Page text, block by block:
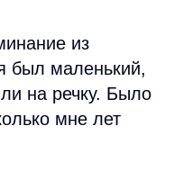
из
был маленький,
на речку. Было
мне лет